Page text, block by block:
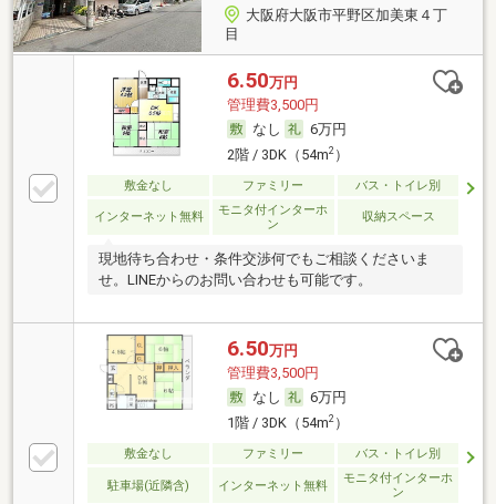
大阪府大阪市平野区加美東４丁
目
6.50万円
管理費3,500円
なし
6万円
2階 / 3DK（54m2）
敷金なし ファミリー バス・トイレ別
インターネット無料
モニタ付インターホ
ン
収納スペース
現地待ち合わせ・条件交渉何でもご相談くださいま
せ。LINEからのお問い合わせも可能です。
6.50万円
管理費3,500円
なし
6万円
1階 / 3DK（54m2）
敷金なし ファミリー バス・トイレ別
駐車場(近隣含) インターネット無料
モニタ付インターホ
ン